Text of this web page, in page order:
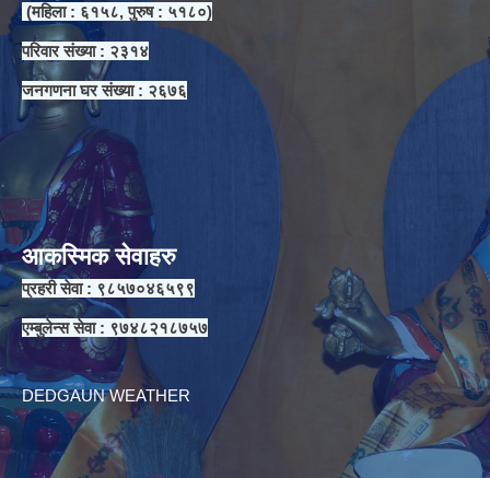
(महिला : ६१५८, पुरुष : ५१८०)
परिवार संख्या : २३१४
जनगणना घर संख्या : २६७६
आकस्मिक सेवाहरु
प्रहरी सेवा : ९८५७०४६५९९
एम्बुलेन्स सेवा : ९७४८२१८७५७
DEDGAUN WEATHER